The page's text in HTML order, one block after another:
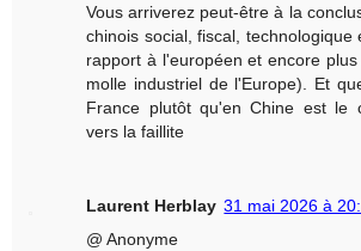
Vous arriverez peut-être à la
chinois social, fiscal, technologique
rapport à l'européen et encore
molle industriel de l'Europe). Et
France plutôt qu'en Chine est le
vers la faillite
Laurent Herblay 31 mai 2026 à
@ Anonyme